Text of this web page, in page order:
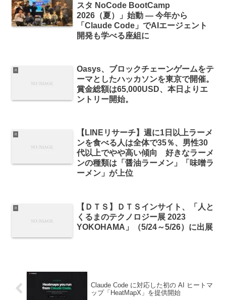
スタ NoCode BootCamp
2026（夏）」始動 ― 今年から
「Claude Code」でAIエージェント
開発も学べる座組に
it
Oasys、ブロックチェーンゲームをテ
ーマとしたハッカソンを東京で開催。
賞金総額は65,000USD、本日よりエ
ントリー開始。
it
【LINEリサーチ】週に1日以上ラーメ
ンを食べる人は全体で35％、男性30
代以上でやや高い傾向 好きなラーメ
ンの種類は「醤油ラーメン」「味噌ラ
ーメン」が上位
it
【ＤＴＳ】ＤＴＳインサイト、「人と
くるまのテクノロジー展 2023
YOKOHAMA」（5/24～5/26）に出展
Claude Code に対応した初の AI ヒートマ
ップ「HeatMapX」を提供開始